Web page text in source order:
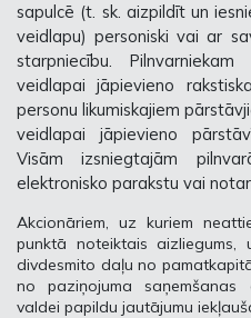
sapulcē (t. sk. aizpildīt un
veidlapu) personiski vai ar
starpniecību.
veidlapai jāpievieno
personu likumiskajiem
veidlapai jāpievieno
Visām izsniegtajām
elektronisko parakstu vai
Akcionāriem, uz kuriem
punktā noteiktais
divdesmito daļu no
no paziņojuma saņemšanas
valdei papildu jautājumu